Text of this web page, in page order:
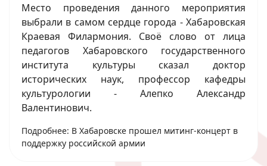
Место проведения данного мероприятия
выбрали в самом сердце города - Хабаровская
Краевая Филармония. Своё слово от лица
педагогов Хабаровского государственного
института культуры сказал доктор
исторических наук, профессор кафедры
культурологии - Алепко Александр
Валентинович.
Подробнее: В Хабаровске прошел митинг-концерт в
поддержку российской армии